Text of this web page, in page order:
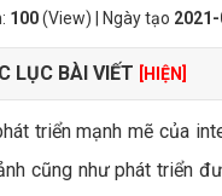
100(View) | Ngày tạo
LỤC BÀI VIẾT [HIỆN]
triển mạnh mẽ của
cũng như phát triển